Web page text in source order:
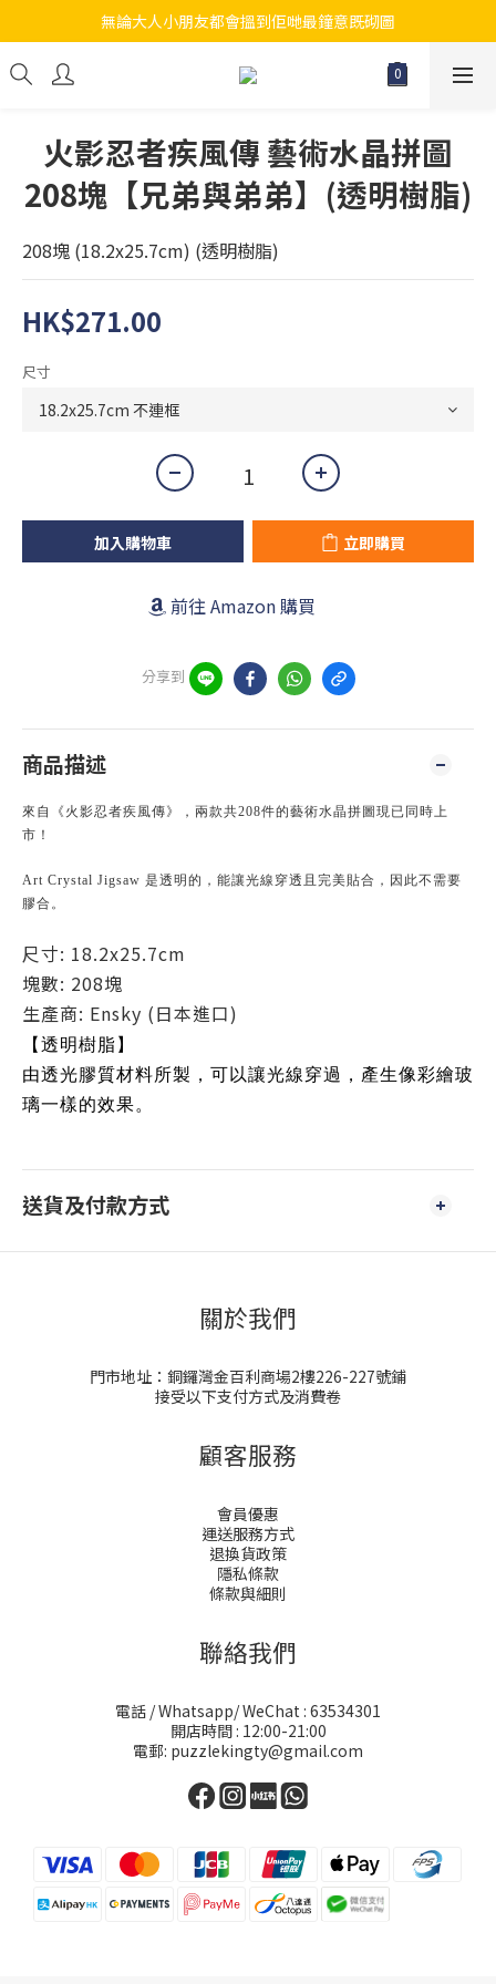
江帆天楊砌圖
無論大人小朋友都會搵到佢哋最鐘意既砌圖
江帆天楊砌圖
火影忍者疾風傳 藝術水晶拼圖
208塊【兄弟與弟弟】(透明樹脂)
208塊 (18.2x25.7cm) (透明樹脂)
HK$271.00
尺寸
加入購物車 立即購買
前往 Amazon 購買
分享到
商品描述
來自《火影忍者疾風傳》，兩款共208件的藝術水晶拼圖現已同時上
市！
Art Crystal Jigsaw 是透明的，能讓光線穿透且完美貼合，因此不需要
膠合。
尺寸: 18.2x25.7cm
塊數: 208塊
生產商: Ensky (日本進口)
【透明樹脂】
由透光膠質材料所製，可以讓光線穿過，產生像彩繪玻
璃一樣的效果。
送貨及付款方式
關於我們
門市地址：銅鑼灣金百利商場2樓226-227號鋪
接受以下支付方式及消費卷
顧客服務
會員優惠
運送服務方式
退換貨政策
隱私條款
條款與細則
聯絡我們
電話 / Whatsapp/ WeChat : 63534301
開店時間 : 12:00-21:00
電郵: puzzlekingty@gmail.com